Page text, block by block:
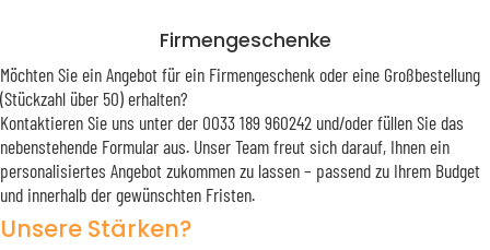
Firmengeschenke
Möchten Sie ein Angebot für ein Firmengeschenk oder eine Großbestellung
(Stückzahl über 50) erhalten?
Kontaktieren Sie uns unter der 0033 189 960242 und/oder füllen Sie das
nebenstehende Formular aus. Unser Team freut sich darauf, Ihnen ein
personalisiertes Angebot zukommen zu lassen – passend zu Ihrem Budget
und innerhalb der gewünschten Fristen.
Unsere Stärken?